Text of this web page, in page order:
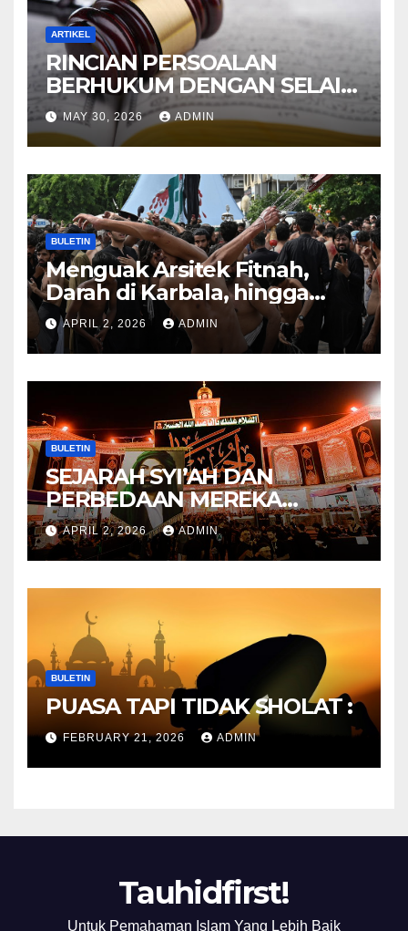
ARTIKEL
RINCIAN PERSOALAN
BERHUKUM DENGAN SELAIN
HUKUM ALLAH DALAM
KITAB AT-TAMHID SYARAH
KITAB AT-TAUHID
MAY 30, 2026 ADMIN
BULETIN
Menguak Arsitek Fitnah,
Darah di Karbala, hingga
Lahirnya Sekte-sekte serta
Mitos Imam Gaib
APRIL 2, 2026 ADMIN
BULETIN
SEJARAH SYI’AH DAN
PERBEDAAN MEREKA
ANTARA DULU DAN
SEKARANG
APRIL 2, 2026 ADMIN
BULETIN
PUASA TAPI TIDAK SHOLAT :
FEBRUARY 21, 2026 ADMIN
Tauhidfirst!
Untuk Pemahaman Islam Yang Lebih Baik